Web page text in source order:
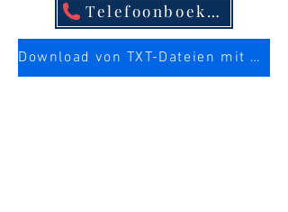
Telefoonboekvermelding
Download von TXT-Dateien mit mehr Infos über die Sau